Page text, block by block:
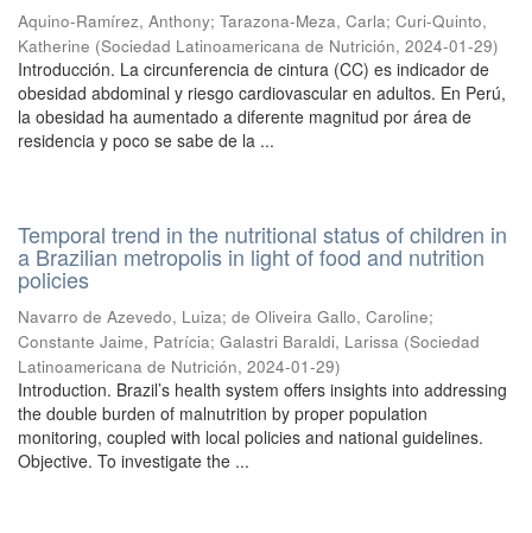
Aquino-Ramírez, Anthony; Tarazona-Meza, Carla; Curi-Quinto,
Katherine (Sociedad Latinoamericana de Nutrición, 2024-01-29)
Introducción. La circunferencia de cintura (CC) es indicador de
obesidad abdominal y riesgo cardiovascular en adultos. En Perú,
la obesidad ha aumentado a diferente magnitud por área de
residencia y poco se sabe de la ...
Temporal trend in the nutritional status of children in
a Brazilian metropolis in light of food and nutrition
policies
Navarro de Azevedo, Luiza; de Oliveira Gallo, Caroline;
Constante Jaime, Patrícia; Galastri Baraldi, Larissa (Sociedad
Latinoamericana de Nutrición, 2024-01-29)
Introduction. Brazil’s health system offers insights into addressing
the double burden of malnutrition by proper population
monitoring, coupled with local policies and national guidelines.
Objective. To investigate the ...